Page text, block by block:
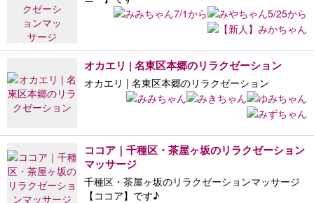
オカエリ | 名東区本郷のリラクゼーション
オカエリ | 名東区本郷のリラクゼーション
ココア｜千種区・茶屋ヶ坂のリラクゼーション
マッサージ
千種区・茶屋ヶ坂のリラクゼーションマッサージ
【ココア】です♪